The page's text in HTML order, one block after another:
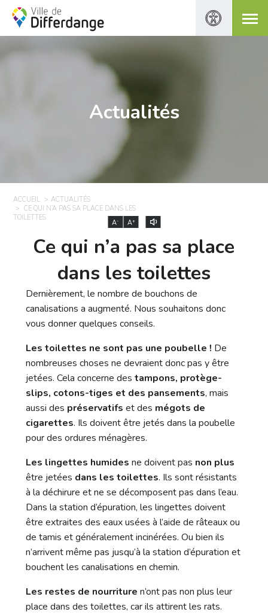
Actualités
ACCUEIL
ACTUALITÉS
CE QUI N’A PAS SA PLACE DANS LES
TOILETTES
A- A+
Ce qui n’a pas sa place
dans les toilettes
Dernièrement, le nombre de bouchons de
canalisations a augmenté. Nous souhaitons donc
vous donner quelques conseils.
Les toilettes ne sont pas une poubelle ! De
nombreuses choses ne devraient donc pas y être
jetées. Cela concerne des tampons, protège-
slips, cotons-tiges et des pansements, mais
aussi des préservatifs et des mégots de
cigarettes. Ils doivent être jetés dans la poubelle
pour des ordures ménagères.
Les lingettes humides ne doivent pas non plus
être jetées dans les toilettes. Ils sont résistants
à la déchirure et ne se décomposent pas dans l’eau.
Dans la station d’épuration, les lingettes doivent
être extraites des eaux usées à l’aide de râteaux ou
de tamis et généralement incinérées. Ou bien ils
n’arrivent même pas jusqu’à la station d’épuration et
bouchent les canalisations en chemin.
Les restes de nourriture n’ont pas non plus leur
place dans des toilettes, car ils attirent les rats.